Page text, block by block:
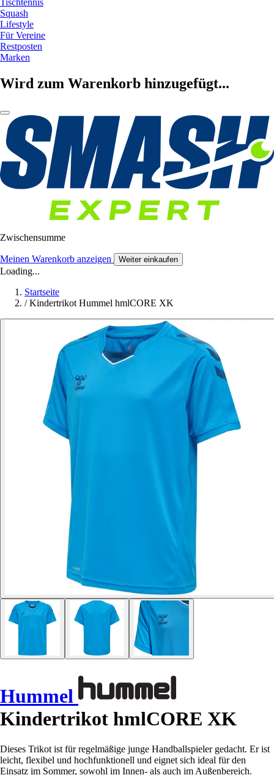
Tischtennis
Squash
Lifestyle
Für Vereine
Restposten
Marken
Wird zum Warenkorb hinzugefügt...
Zwischensumme
Meinen Warenkorb anzeigen Weiter einkaufen
Loading...
Startseite
/ Kindertrikot Hummel hmlCORE XK
Hummel
Kindertrikot hmlCORE XK
Dieses Trikot ist für regelmäßige junge Handballspieler gedacht. Er ist
leicht, flexibel und hochfunktionell und eignet sich ideal für den
Einsatz im Sommer, sowohl im Innen- als auch im Außenbereich.